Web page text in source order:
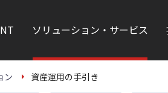
ソリューション・サービス
ン 資産運用の手引き